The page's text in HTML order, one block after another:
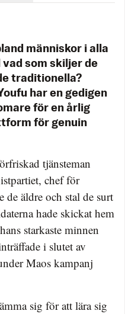
människor i alla
som skiljer de
traditionella?
har en gedigen
för en årlig
för genuin
tjänsteman
chef för
de äldre och stal de surt
hade skickat hem
starkaste minnen
i slutet av
Maos kampanj
sig för att lära sig